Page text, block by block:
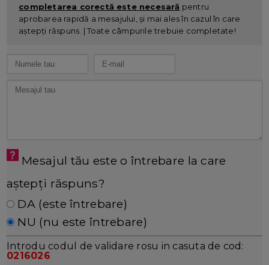
completarea corectă este necesară pentru
aprobarea rapidă a mesajului, și mai ales în cazul în care
aștepți răspuns. | Toate câmpurile trebuie completate!
Mesajul tău este o întrebare la care
aștepți răspuns?
DA (este întrebare)
NU (nu este întrebare)
Introdu codul de validare rosu in casuta de cod:
0216026